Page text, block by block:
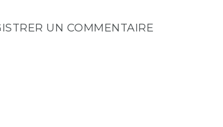
UN COMMENTAIRE